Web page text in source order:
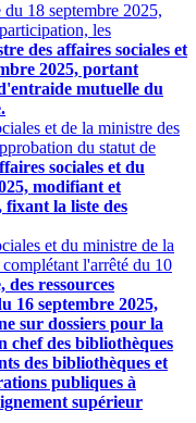
18 septembre 2025,
les
des affaires sociales et
2025, portant
mutuelle du
et de la ministre des
du statut de
sociales et du
modifiant et
la liste des
et du ministre de la
l'arrêté du 10
ressources
16 septembre 2025,
sur dossiers pour la
chef des bibliothèques
des bibliothèques et
publiques à
supérieur